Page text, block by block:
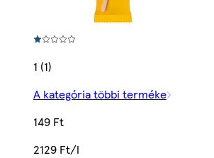
1 (1)
A kategória többi terméke
149 Ft
2129 Ft/l